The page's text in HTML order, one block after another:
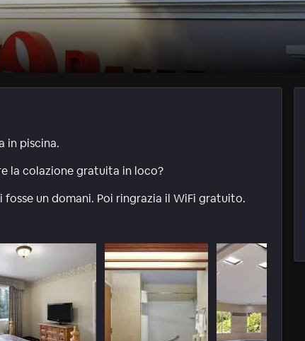
in piscina.
la colazione gratuita in loco?
un domani. Poi ringrazia il WiFi gratuito.